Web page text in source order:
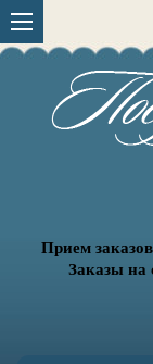
Прием
Заказы на